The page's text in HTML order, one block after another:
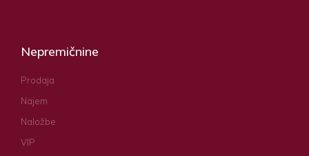
Nepremičnine
Prodaja
Najem
Naložbe
VIP